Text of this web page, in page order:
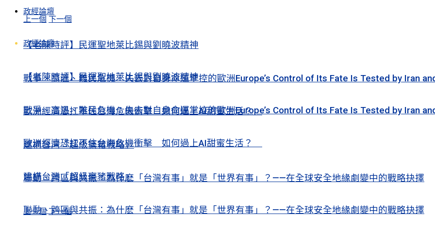
政經論壇
【老陳時評】民運聖地萊比錫與劉曉波精神
戰爭、高溫、難民危機：失去對自身命運掌控的歐洲Europe’s Control of Its Fate Is Tested by Iran
歐洲經濟恐扛不住台海危機衝擊 如何過上AI甜蜜生活？
建構台灣「超級豪豬戰略」
聯動、跨區與共振：為什麽「台灣有事」就是「世界有事」？——在全球安全地緣劇變中的戰略抉擇
上一個 下一個
上一個 下一個
政經論壇
【老陳時評】民運聖地萊比錫與劉曉波精神
戰爭、高溫、難民危機：失去對自身命運掌控的歐洲Europe’s Control of Its Fate Is Tested by Iran
歐洲經濟恐扛不住台海危機衝擊 如何過上AI甜蜜生活？
建構台灣「超級豪豬戰略」
聯動、跨區與共振：為什麽「台灣有事」就是「世界有事」？——在全球安全地緣劇變中的戰略抉擇